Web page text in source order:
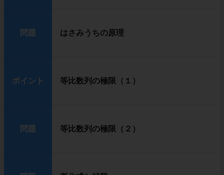
問題 はさみうちの原理
ポイント 等比数列の極限（１）
問題 等比数列の極限（２）